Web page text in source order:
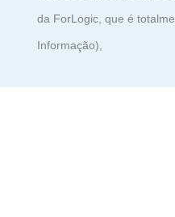
da ForLogic, que é
Informação),